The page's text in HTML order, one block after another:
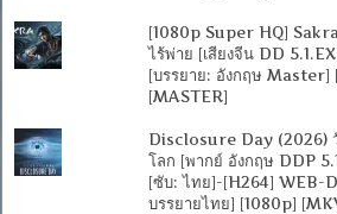
[1080p Super HQ]
ไร้พ่าย [เสียงจีน DD
[บรรยาย: อังกฤษ Master]
[MASTER]
Disclosure Day (2026)
โลก [พากย์ อังกฤษ DDP
[ซับ: ไทย]-[H264] WEB-
บรรยายไทย] [1080p]